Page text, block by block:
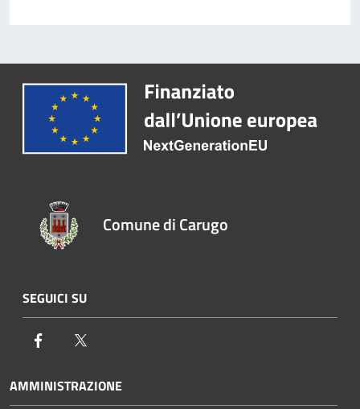
Comune di Carugo
SEGUICI SU
Facebook
AMMINISTRAZIONE